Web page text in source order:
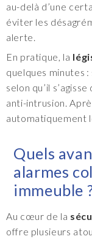
au-delà d’une
éviter les
alerte.
En pratique, la
quelques minutes
selon qu’il
anti-intrusion.
automatiquement
Quels
alarmes
immeuble
Au cœur de la
offre plusieurs